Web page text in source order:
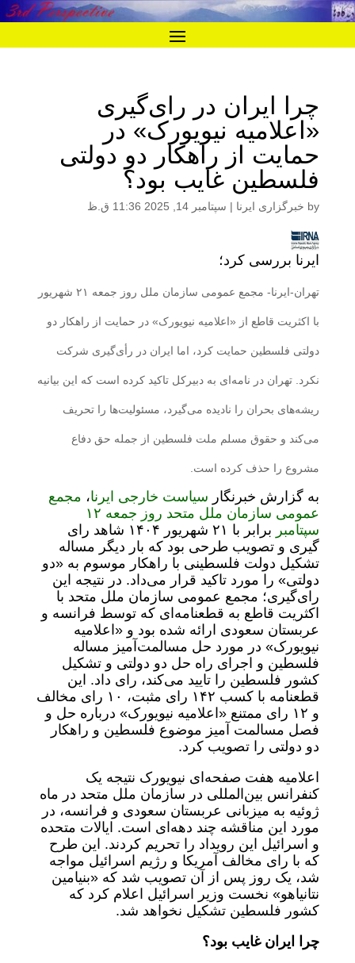
چرا ایران در رای‌گیری
«اعلامیه نیویورک» در
حمایت از راهکار دو دولتی
فلسطین غایب بود؟
by خبرگزاری ایرنا | سپتامبر 14, 2025 11:36 ق.ظ
ایرنا بررسی کرد؛
تهران-ایرنا- مجمع عمومی سازمان ملل روز جمعه ۲۱ شهریور
با اکثریت قاطع از «اعلامیه نیویورک» در حمایت از راهکار دو
دولتی فلسطین حمایت کرد، اما ایران در رأی‌گیری شرکت
نکرد. تهران در نامه‌ای به دبیرکل تاکید کرده است که این بیانیه
ریشه‌های بحران را نادیده می‌گیرد، مسئولیت‌ها را تحریف
می‌کند و حقوق مسلم ملت فلسطین از جمله حق دفاع
مشروع را حذف کرده است.
به گزارش خبرنگار سیاست خارجی ایرنا، مجمع
عمومی سازمان ملل متحد روز جمعه ۱۲
سپتامبر
برابر با ۲۱ شهریور ۱۴۰۴ شاهد رای
گیری و تصویب طرحی بود که بار دیگر مساله
تشکیل دولت فلسطینی با راهکار موسوم به «دو
دولتی» را مورد تاکید قرار می‌داد. در نتیجه این
رای‌گیری؛ مجمع عمومی سازمان ملل متحد با
اکثریت قاطع به قطعنامه‌ای که توسط فرانسه و
عربستان سعودی ارائه شده بود و «اعلامیه
نیویورک» در مورد حل مسالمت‌آمیز مساله
فلسطین و اجرای راه حل دو دولتی و تشکیل
کشور فلسطین را تایید می‌کند، رای داد. این
قطعنامه با کسب ۱۴۲ رای مثبت، ۱۰ رای مخالف
و ۱۲ رای ممتنع «اعلامیه نیویورک» درباره حل و
فصل مسالمت آمیز موضوع فلسطین و راهکار
دو دولتی را تصویب کرد.
اعلامیه هفت صفحه‌ای نیویورک نتیجه یک
کنفرانس بین‌المللی در سازمان ملل متحد در ماه
ژوئیه به میزبانی عربستان سعودی و فرانسه، در
مورد این مناقشه چند دهه‌ای است. ایالات متحده
و اسرائیل این رویداد را تحریم کردند. این طرح
که با رای مخالف آمریکا و رژیم اسرائیل مواجه
شد، یک روز پس از آن تصویب شد که «بنیامین
نتانیاهو» نخست وزیر اسرائیل اعلام کرد که
کشور فلسطین تشکیل نخواهد شد.
چرا ایران غایب بود؟